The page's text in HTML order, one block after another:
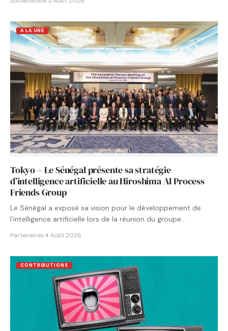
A LA UNE
Tokyo – Le Sénégal présente sa stratégie
d’intelligence artificielle au Hiroshima AI Process
Friends Group
Le Sénégal a exposé sa vision pour le développement de
l’intelligence artificielle lors de la réunion du groupe…
Partenaires·4 Août 2026
CONTRIBUTIONS